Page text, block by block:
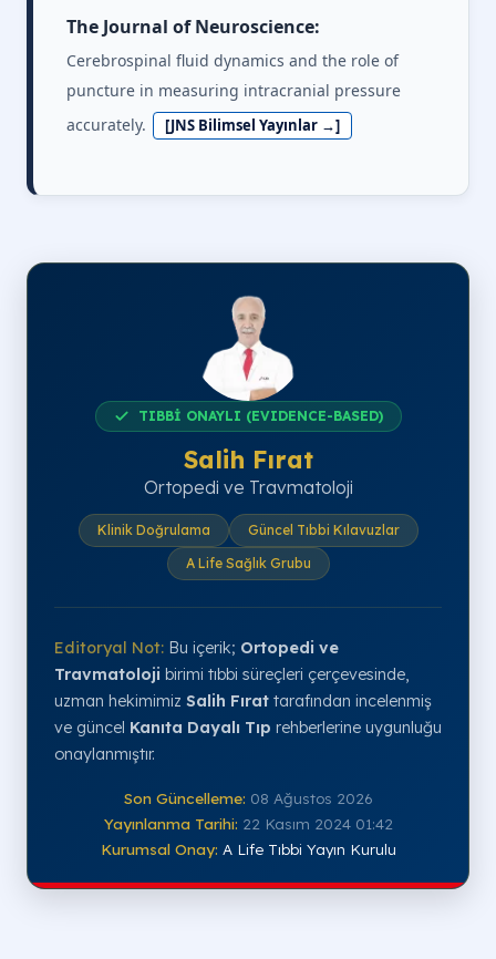
The Journal of Neuroscience:
Cerebrospinal fluid dynamics and the role of
puncture in measuring intracranial pressure
accurately.
[JNS Bilimsel Yayınlar →]
TIBBİ ONAYLI (EVIDENCE-BASED)
Salih Fırat
Ortopedi ve Travmatoloji
Klinik Doğrulama
Güncel Tıbbi Kılavuzlar
A Life Sağlık Grubu
Editoryal Not: Bu içerik; Ortopedi ve
Travmatoloji birimi tıbbi süreçleri çerçevesinde,
uzman hekimimiz Salih Fırat tarafından incelenmiş
ve güncel Kanıta Dayalı Tıp rehberlerine uygunluğu
onaylanmıştır.
Son Güncelleme: 08 Ağustos 2026
Yayınlanma Tarihi: 22 Kasım 2024 01:42
Kurumsal Onay: A Life Tıbbi Yayın Kurulu